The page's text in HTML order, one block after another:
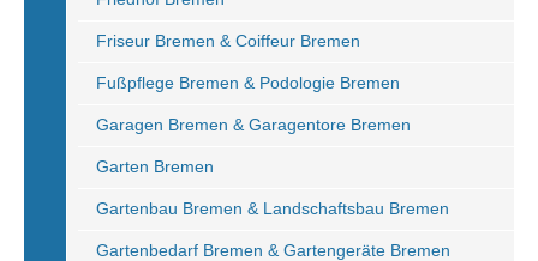
Friseur Bremen & Coiffeur Bremen
Fußpflege Bremen & Podologie Bremen
Garagen Bremen & Garagentore Bremen
Garten Bremen
Gartenbau Bremen & Landschaftsbau Bremen
Gartenbedarf Bremen & Gartengeräte Bremen